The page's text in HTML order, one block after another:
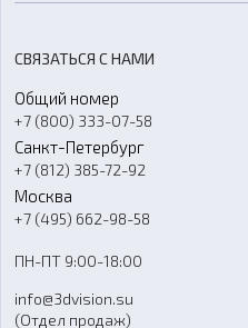
Оборудование и материалы для
Аксессуары и прочее
Программное обеспечение
Ремонт и услуги
О компании
Контакты
Гос. закупки
Стать дилером
Блог
FAQ
СВЯЗАТЬСЯ С НАМИ
Общий номер
+7 (800) 333-07-58
Санкт-Петербург
+7 (812) 385-72-92
Москва
+7 (495) 662-98-58
ПН-ПТ 9:00-18:00
info@3dvision.su
(Отдел продаж)